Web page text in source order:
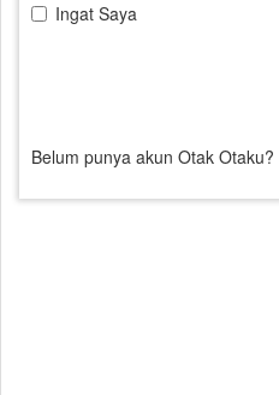
Ingat Saya
Belum punya akun Otak Otaku?